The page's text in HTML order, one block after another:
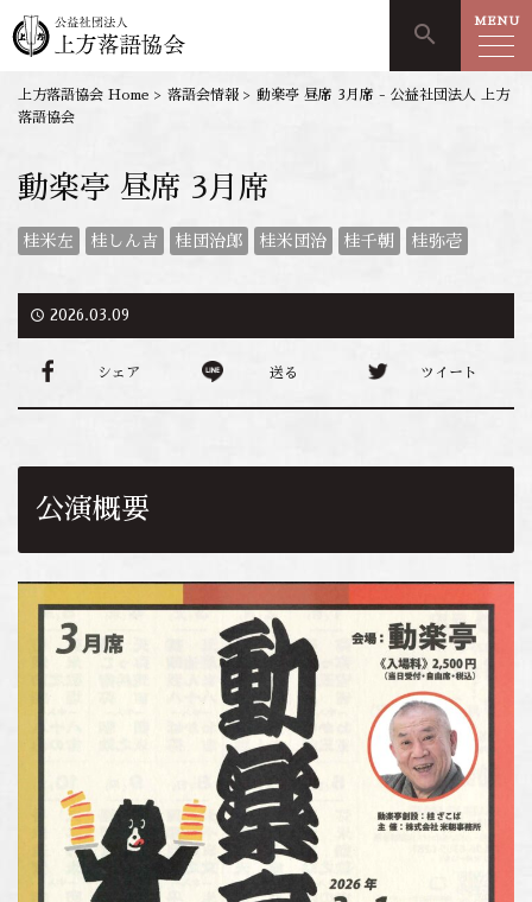
search MENU
上方落語協会 Home > 落語会情報 > 動楽亭 昼席 3月席 - 公益社団法人 上方
落語協会
動楽亭 昼席 3月席
桂米左 桂しん吉 桂団治郎 桂米団治 桂千朝 桂弥壱
access_time 2026.03.09
シェア 送る ツイート
公演概要